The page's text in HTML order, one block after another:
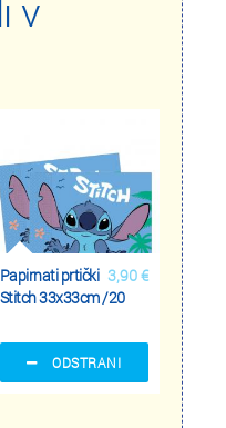
v
3,90 €
Papirnati prtički
Stitch 33x33cm /20
ODSTRANI